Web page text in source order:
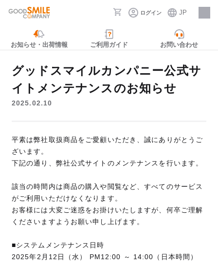
ログイン JP
採用情報
お知らせ・出荷情報 ご利用ガイド お問い合わせ
グッドスマイルカンパニー公式サ
イトメンテナンスのお知らせ
2025.02.10
平素は弊社取扱商品をご愛顧いただき、誠にありがとうご
ざいます。
下記の通り、弊社公式サイトのメンテナンスを行います。
該当の時間内は商品の購入や閲覧など、すべてのサービス
がご利用いただけなくなります。
お客様には大変ご迷惑をお掛けいたしますが、何卒ご理解
くださいますようお願い申し上げます。
■システムメンテナンス日時
2025年2月12日（水） PM12:00 ～ 14:00（日本時間）